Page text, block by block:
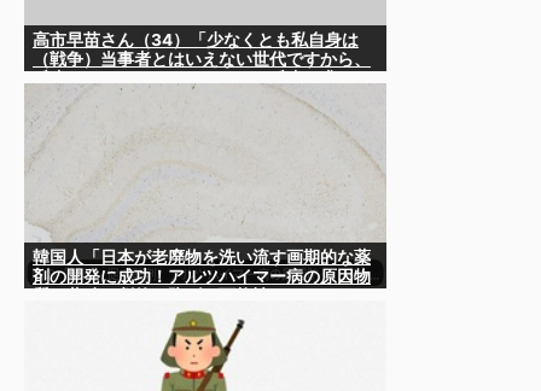
高市早苗さん（34）「少なくとも私自身は
（戦争）当事者とはいえない世代ですから、
れるいわれもないと思っております」
韓国人「日本が老廃物を洗い流す画期的な薬
剤の開発に成功！アルツハイマー病の原因物